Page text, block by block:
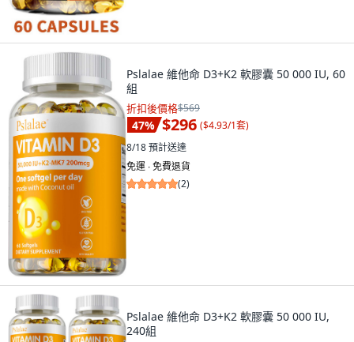
Pslalae 維他命 D3+K2 軟膠囊 50 000 IU, 60
組
折扣後價格$569
47% $296 ($4.93/1套)
8/18預計送達
免運 ∙ 免費退貨
(2)
Pslalae 維他命 D3+K2 軟膠囊 50 000 IU,
240組